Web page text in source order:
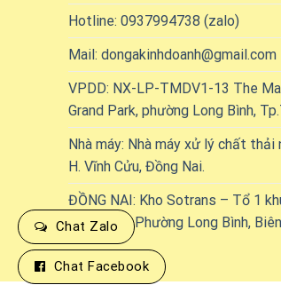
Hotline: 0937994738 (zalo)
Mail: dongakinhdoanh@gmail.com
VPDD: NX-LP-TMDV1-13 The
Grand Park, phường Long Bình,
Nhà máy: Nhà máy xử lý chất thải
H. Vĩnh Cửu, Đồng Nai.
ĐỒNG NAI: Kho Sotrans – Tổ 1
Đăng Lưu, Phường Long Bình,
Chat Zalo
Chat Facebook